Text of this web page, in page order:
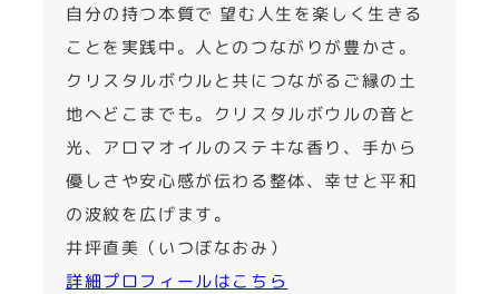
自分の持つ本質で 望む人生を楽しく生きる
ことを実践中。人とのつながりが豊かさ。
クリスタルボウルと共につながるご縁の土
地へどこまでも。クリスタルボウルの音と
光、アロマオイルのステキな香り、手から
優しさや安心感が伝わる整体、幸せと平和
の波紋を広げます。
井坪直美（いつぼなおみ）
詳細プロフィールはこちら